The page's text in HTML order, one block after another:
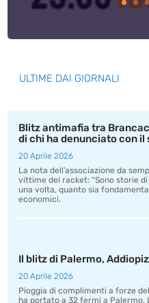
ULTIME DAI GIORNALI
Blitz antimafia tra
di chi ha denunciato con il
20 Aprile 2026
La nota dell’associazione da
vittime del racket: “Sono storie
una volta, quanto sia
economici.
Il blitz di Palermo,
20 Aprile 2026
Pioggia di complimenti a forze
ha portato a 32 fermi a Palermo.